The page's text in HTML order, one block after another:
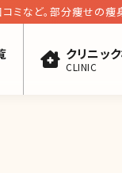
ミなど。部分痩せの痩
クリニッ
CLINIC